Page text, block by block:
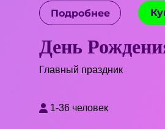
Подробнее
День
Главный праздник
1-36 человек